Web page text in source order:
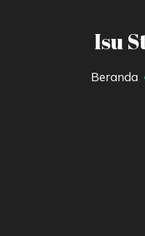
Isu
Beranda